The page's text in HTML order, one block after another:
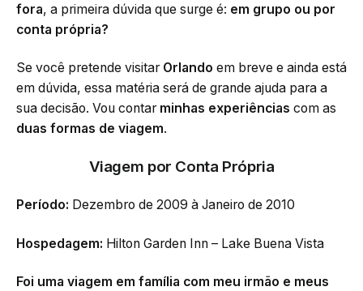
fora, a primeira dúvida que surge é: em grupo ou por
conta própria?
Se você pretende visitar Orlando em breve e ainda está
em dúvida, essa matéria será de grande ajuda para a
sua decisão. Vou contar minhas experiências com as
duas formas de viagem.
Viagem por Conta Própria
Período: Dezembro de 2009 à Janeiro de 2010
Hospedagem: Hilton Garden Inn – Lake Buena Vista
Foi uma viagem em família com meu irmão e meus